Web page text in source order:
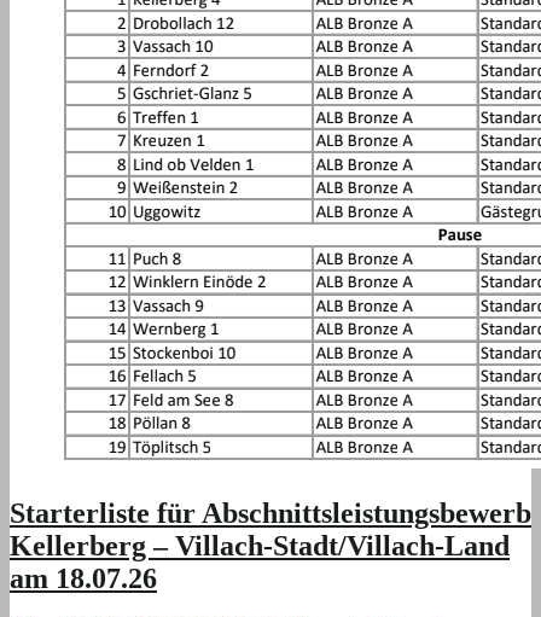
Starterliste für Abschnittsleistungsbewerb
Kellerberg – Villach-Stadt/Villach-Land
am 18.07.26